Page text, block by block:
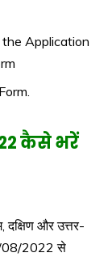
Application
कैसे भरें
दक्षिण और उत्तर-
08/2022 से